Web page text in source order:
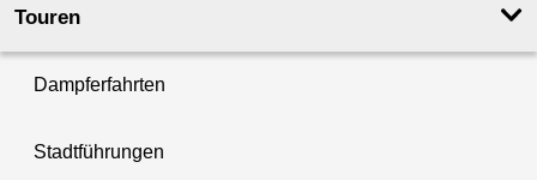
Touren
Dampferfahrten
Stadtführungen